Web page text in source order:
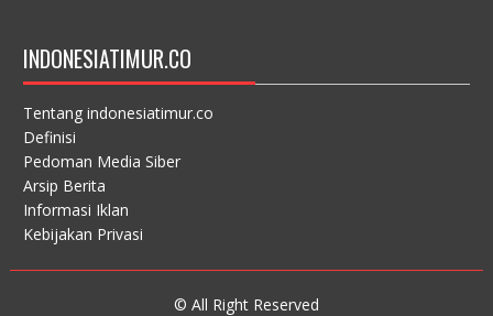
INDONESIATIMUR.CO
Tentang indonesiatimur.co
Definisi
Pedoman Media Siber
Arsip Berita
Informasi Iklan
Kebijakan Privasi
© All Right Reserved